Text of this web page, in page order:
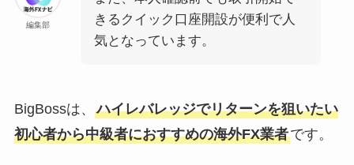
編集部
きるクイック口座開設が便利で人
気となっています。
BigBossは、 ハイレバレッジでリターンを狙いたい
初心者から中級者におすすめの海外FX業者です。